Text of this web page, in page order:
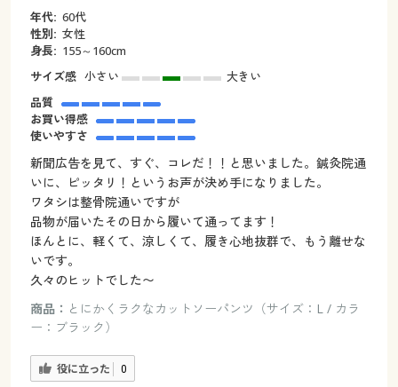
年代: 60代
性別: 女性
身長: 155～160cm
サイズ感 小さい
大きい
品質
お買い得感
使いやすさ
新聞広告を見て、すぐ、コレだ！！と思いました。鍼灸院通
いに、ピッタリ！というお声が決め手になりました。
ワタシは整骨院通いですが
品物が届いたその日から履いて通ってます！
ほんとに、軽くて、涼しくて、履き心地抜群で、もう離せな
いです。
久々のヒットでした〜
商品： とにかくラクなカットソーパンツ（サイズ：L / カラ
ー：ブラック）
役に立った 0